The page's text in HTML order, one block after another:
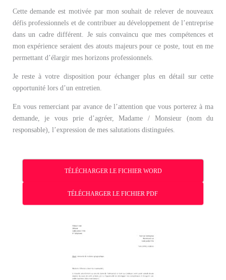
Cette demande est motivée par mon souhait de relever de nouveaux
défis professionnels et de contribuer au développement de l’entreprise
dans un cadre différent. Je suis convaincu que mes compétences et
mon expérience seraient des atouts majeurs pour ce poste, tout en me
permettant d’élargir mes horizons professionnels.
Je reste à votre disposition pour échanger plus en détail sur cette
opportunité lors d’un entretien.
En vous remerciant par avance de l’attention que vous porterez à ma
demande, je vous prie d’agréer, Madame / Monsieur (nom du
responsable), l’expression de mes salutations distinguées.
TÉLÉCHARGER LE FICHIER WORD
TÉLÉCHARGER LE FICHIER PDF